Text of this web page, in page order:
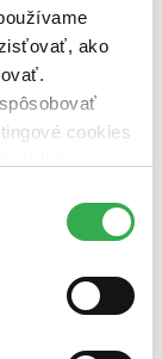
ako
cookies
tieto